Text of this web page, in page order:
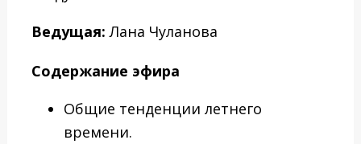
Ведущая: Лана Чуланова
Содержание эфира
Общие тенденции летнего
времени.